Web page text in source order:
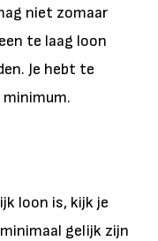
niet zomaar
te laag loon
Je hebt te
minimum.
loon is, kijk je
gelijk zijn